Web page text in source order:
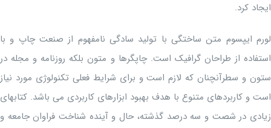
ایجاد کرد.
لورم ایپسوم متن ساختگی با تولید سادگی نامفهوم از صنعت چاپ و با
استفاده از طراحان گرافیک است. چاپگرها و متون بلکه روزنامه و مجله در
ستون و سطرآنچنان که لازم است و برای شرایط فعلی تکنولوژی مورد نیاز
است و کاربردهای متنوع با هدف بهبود ابزارهای کاربردی می باشد. کتابهای
زیادی در شصت و سه درصد گذشته، حال و آینده شناخت فراوان جامعه و